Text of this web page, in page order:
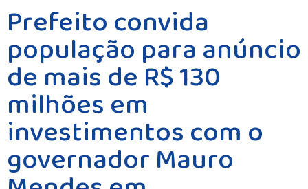
Prefeito convida
população para anúncio
de mais de R$ 130
milhões em
investimentos com o
governador Mauro